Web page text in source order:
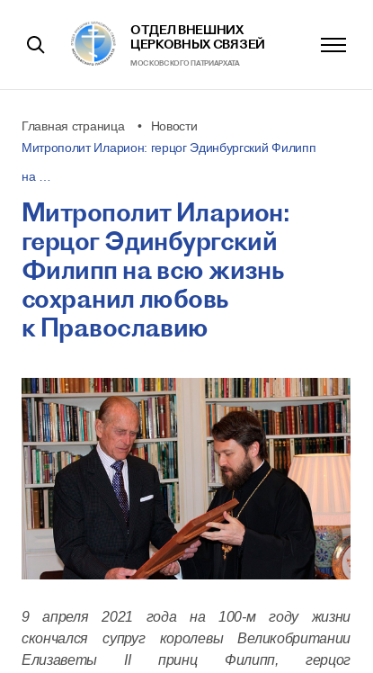
ОТДЕЛ ВНЕШНИХ
ЦЕРКОВНЫХ СВЯЗЕЙ
МОСКОВСКОГО ПАТРИАРХАТА
Главная страница
Новости
Митрополит Иларион: герцог Эдинбургский Филипп
на …
Митрополит Иларион:
герцог Эдинбургский
Филипп на всю жизнь
сохранил любовь
к Православию
9 апреля 2021 года на 100-м году жизни
скончался супруг королевы Великобритании
Елизаветы II принц Филипп, герцог